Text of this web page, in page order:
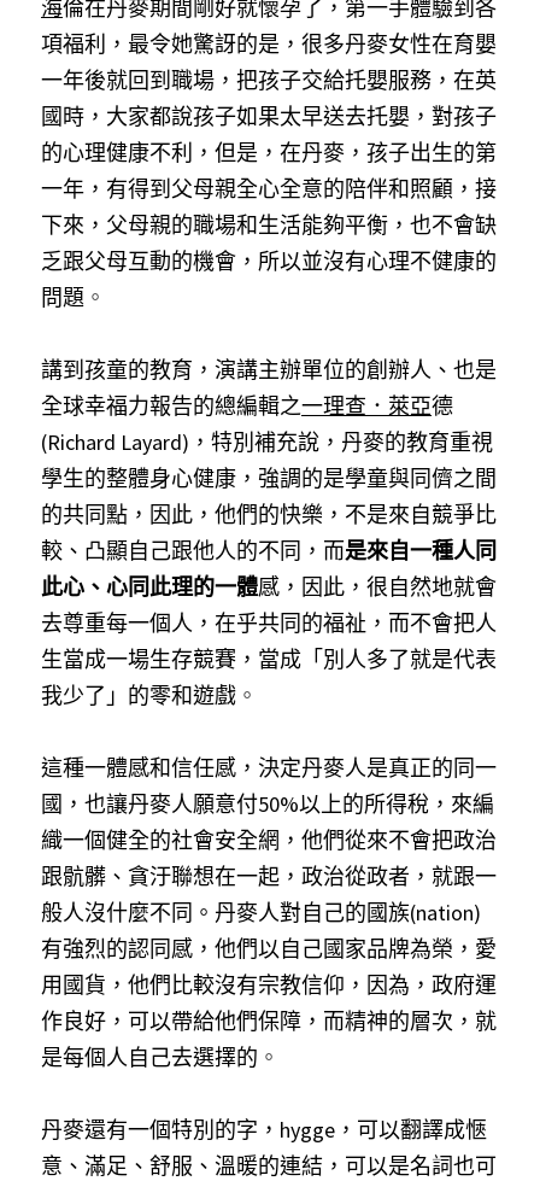
海倫在丹麥期間剛好就懷孕了，第一手體驗到各
項福利，最令她驚訝的是，很多丹麥女性在育嬰
一年後就回到職場，把孩子交給托嬰服務，在英
國時，大家都說孩子如果太早送去托嬰，對孩子
的心理健康不利，但是，在丹麥，孩子出生的第
一年，有得到父母親全心全意的陪伴和照顧，接
下來，父母親的職場和生活能夠平衡，也不會缺
乏跟父母互動的機會，所以並沒有心理不健康的
問題 。
講到孩童的教育，演講主辦單位的創辦人、也是
全球幸福力報告的總編輯之一理查．萊亞德
(Richard Layard)，特別補充說，丹麥的教育重視
學生的整體身心健康，強調的是學童與同儕之間
的共同點，因此，他們的快樂，不是來自競爭比
較、凸顯自己跟他人的不同，而是來自一種人同
此心、心同此理的一體感，因此，很自然地就會
去尊重每一個人，在乎共同的福祉，而不會把人
生當成一場生存競賽，當成「別人多了就是代表
我少了」的零和遊戲 。
這種一體感和信任感，決定丹麥人是真正的同一
國，也讓丹麥人願意付50%以上的所得稅，來編
織一個健全的社會安全網，他們從來不會把政治
跟骯髒、貪汙聯想在一起，政治從政者，就跟一
般人沒什麼不同。丹麥人對自己的國族(nation)
有強烈的認同感，他們以自己國家品牌為榮，愛
用國貨，他們比較沒有宗教信仰，因為，政府運
作良好，可以帶給他們保障，而精神的層次，就
是每個人自己去選擇的 。
丹麥還有一個特別的字，hygge，可以翻譯成愜
意、滿足、舒服、溫暖的連結，可以是名詞也可